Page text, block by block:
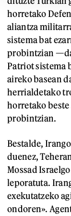
horretako
aliantza
sistema bat
probintzian
Patriot
aireko basean
herrialdetako
horretako beste
probintzian.
Bestalde,
duenez,
Mossad
leporatuta.
exekutatzeko
ondoren».